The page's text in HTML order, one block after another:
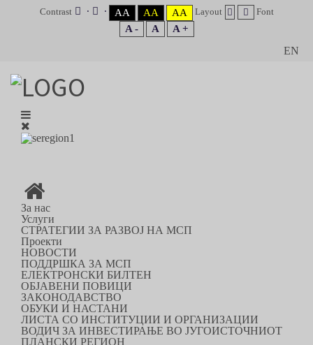
Contrast AA AA AA Layout Font
A - A A +
EN
За нас
Услуги
СТРАТЕГИИ ЗА РАЗВОЈ НА МСП
Проекти
НОВОСТИ
ПОДДРШКА ЗА МСП
ЕЛЕКТРОНСКИ БИЛТЕН
ОБЈАВЕНИ ПОВИЦИ
ЗАКОНОДАВСТВО
ОБУКИ И НАСТАНИ
ЛИСТА СО ИНСТИТУЦИИ И ОРГАНИЗАЦИИ
ВОДИЧ ЗА ИНВЕСТИРАЊЕ ВО ЈУГОИСТОЧНИОТ
ПЛАНСКИ РЕГИОН